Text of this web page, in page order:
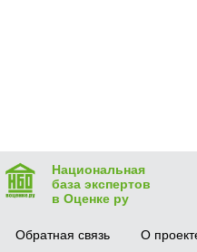
Национальная
база экспертов
в Оценке ру
Обратная связь О